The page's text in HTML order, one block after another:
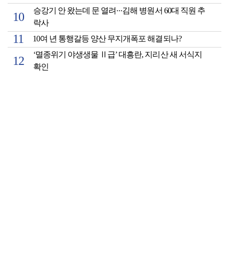
승강기 안 왔는데 문 열려···김해 병원서 60대 직원 추
락사
10여 년 통행갈등 양산 무지개폭포 해결되나?
‘멸종위기 야생생물 Ⅱ급’ 대흥란, 지리산 새 서식지
확인